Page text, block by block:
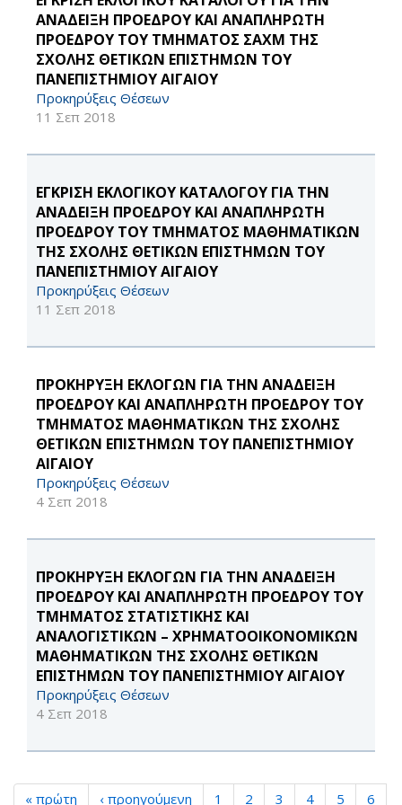
ΑΝΑΔΕΙΞΗ ΠΡΟΕΔΡΟΥ ΚΑΙ ΑΝΑΠΛΗΡΩΤΗ
ΠΡΟΕΔΡΟΥ ΤΟΥ ΤΜΗΜΑΤΟΣ ΣΑΧΜ ΤΗΣ
ΣΧΟΛΗΣ ΘΕΤΙΚΩΝ ΕΠΙΣΤΗΜΩΝ ΤΟΥ
ΠΑΝΕΠΙΣΤΗΜΙΟΥ ΑΙΓΑΙΟΥ
Προκηρύξεις Θέσεων
11 Σεπ 2018
ΕΓΚΡΙΣΗ ΕΚΛΟΓΙΚΟΥ ΚΑΤΑΛΟΓΟΥ ΓΙΑ ΤΗΝ
ΑΝΑΔΕΙΞΗ ΠΡΟΕΔΡΟΥ ΚΑΙ ΑΝΑΠΛΗΡΩΤΗ
ΠΡΟΕΔΡΟΥ ΤΟΥ ΤΜΗΜΑΤΟΣ ΜΑΘΗΜΑΤΙΚΩΝ
ΤΗΣ ΣΧΟΛΗΣ ΘΕΤΙΚΩΝ ΕΠΙΣΤΗΜΩΝ ΤΟΥ
ΠΑΝΕΠΙΣΤΗΜΙΟΥ ΑΙΓΑΙΟΥ
Προκηρύξεις Θέσεων
11 Σεπ 2018
ΠΡΟΚΗΡΥΞΗ ΕΚΛΟΓΩΝ ΓΙΑ ΤΗΝ ΑΝΑΔΕΙΞΗ
ΠΡΟΕΔΡΟΥ ΚΑΙ ΑΝΑΠΛΗΡΩΤΗ ΠΡΟΕΔΡΟΥ ΤΟΥ
ΤΜΗΜΑΤΟΣ ΜΑΘΗΜΑΤΙΚΩΝ ΤΗΣ ΣΧΟΛΗΣ
ΘΕΤΙΚΩΝ ΕΠΙΣΤΗΜΩΝ ΤΟΥ ΠΑΝΕΠΙΣΤΗΜΙΟΥ
ΑΙΓΑΙΟΥ
Προκηρύξεις Θέσεων
4 Σεπ 2018
ΠΡΟΚΗΡΥΞΗ ΕΚΛΟΓΩΝ ΓΙΑ ΤΗΝ ΑΝΑΔΕΙΞΗ
ΠΡΟΕΔΡΟΥ ΚΑΙ ΑΝΑΠΛΗΡΩΤΗ ΠΡΟΕΔΡΟΥ ΤΟΥ
ΤΜΗΜΑΤΟΣ ΣΤΑΤΙΣΤΙΚΗΣ ΚΑΙ
ΑΝΑΛΟΓΙΣΤΙΚΩΝ – ΧΡΗΜΑΤΟΟΙΚΟΝΟΜΙΚΩΝ
ΜΑΘΗΜΑΤΙΚΩΝ ΤΗΣ ΣΧΟΛΗΣ ΘΕΤΙΚΩΝ
ΕΠΙΣΤΗΜΩΝ ΤΟΥ ΠΑΝΕΠΙΣΤΗΜΙΟΥ ΑΙΓΑΙΟΥ
Προκηρύξεις Θέσεων
4 Σεπ 2018
« πρώτη ‹ προηγούμενη 1 2 3 4 5
6